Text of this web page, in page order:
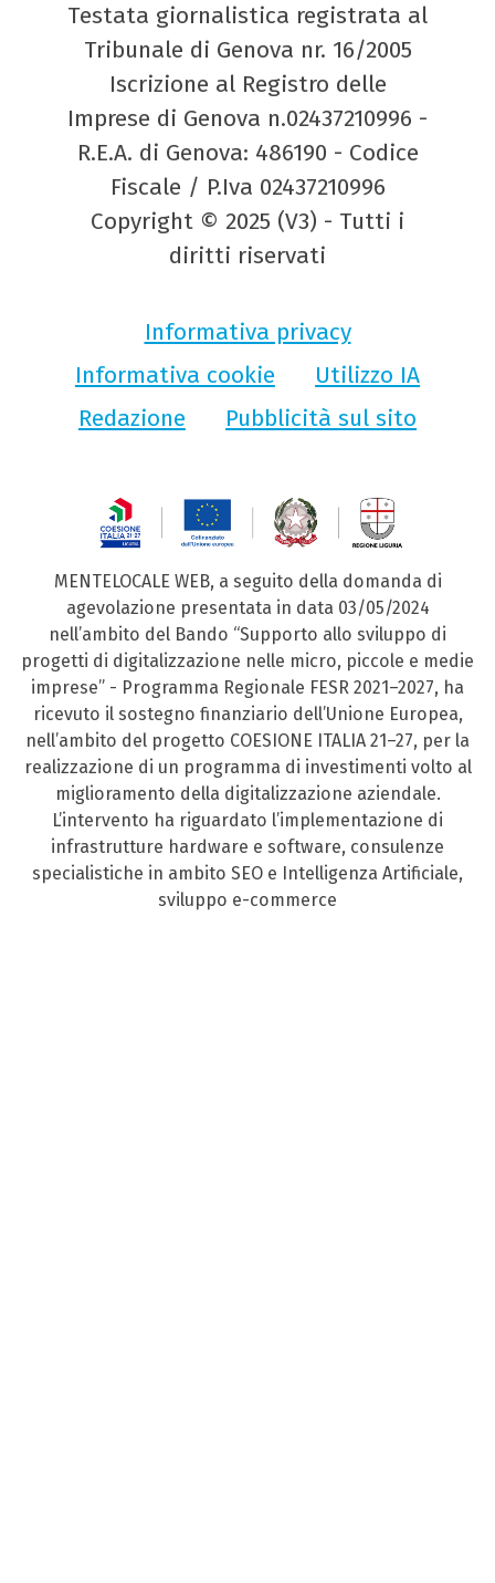
Testata giornalistica registrata al
Tribunale di Genova nr. 16/2005
Iscrizione al Registro delle
Imprese di Genova n.02437210996 -
R.E.A. di Genova: 486190 - Codice
Fiscale / P.Iva 02437210996
Copyright © 2025 (V3) - Tutti i
diritti riservati
Informativa privacy
Informativa cookie
Utilizzo IA
Redazione
Pubblicità sul sito
MENTELOCALE WEB, a seguito della domanda di
agevolazione presentata in data 03/05/2024
nell’ambito del Bando “Supporto allo sviluppo di
progetti di digitalizzazione nelle micro, piccole e medie
imprese” - Programma Regionale FESR 2021–2027, ha
ricevuto il sostegno finanziario dell’Unione Europea,
nell’ambito del progetto COESIONE ITALIA 21–27, per la
realizzazione di un programma di investimenti volto al
miglioramento della digitalizzazione aziendale.
L’intervento ha riguardato l’implementazione di
infrastrutture hardware e software, consulenze
specialistiche in ambito SEO e Intelligenza Artificiale,
sviluppo e-commerce